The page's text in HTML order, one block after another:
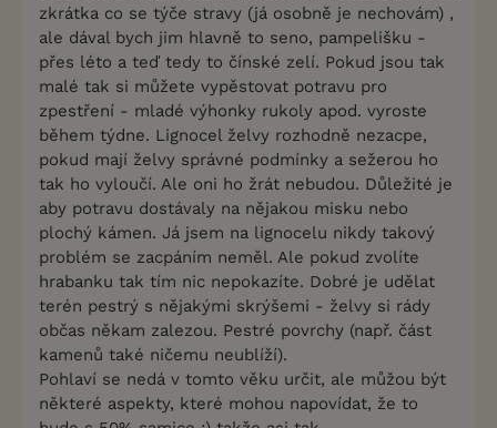
zkrátka co se týče stravy (já osobně je nechovám) ,
ale dával bych jim hlavně to seno, pampelišku -
přes léto a teď tedy to čínské zelí. Pokud jsou tak
malé tak si můžete vypěstovat potravu pro
zpestření - mladé výhonky rukoly apod. vyroste
během týdne. Lignocel želvy rozhodně nezacpe,
pokud mají želvy správné podmínky a sežerou ho
tak ho vyloučí. Ale oni ho žrát nebudou. Důležité je
aby potravu dostávaly na nějakou misku nebo
plochý kámen. Já jsem na lignocelu nikdy takový
problém se zacpáním neměl. Ale pokud zvolíte
hrabanku tak tím nic nepokazíte. Dobré je udělat
terén pestrý s nějakými skrýšemi - želvy si rády
občas někam zalezou. Pestré povrchy (např. část
kamenů také ničemu neublíží).
Pohlaví se nedá v tomto věku určit, ale můžou být
některé aspekty, které mohou napovídat, že to